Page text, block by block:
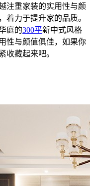
注重家装的实用性与颜
着力于提升家的品质。
庭的300平新中式风格
性与颜值俱佳，如果你
收藏起来吧。